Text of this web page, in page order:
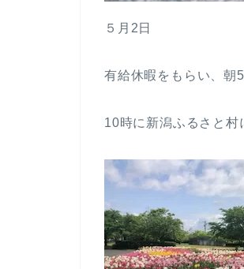
５月2日
有給休暇をもらい、
10時に新潟ふるさと村